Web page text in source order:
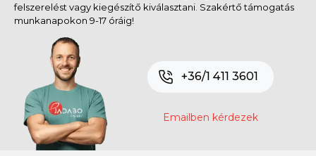
felszerelést vagy kiegészítő kiválasztani. Szakértő támogatás
munkanapokon 9-17 óráig!
+36/1 411 3601
Emailben kérdezek